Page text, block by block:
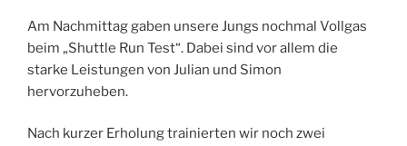
Am Nachmittag gaben unsere Jungs nochmal Vollgas
beim „Shuttle Run Test“. Dabei sind vor allem die
starke Leistungen von Julian und Simon
hervorzuheben.
Nach kurzer Erholung trainierten wir noch zwei